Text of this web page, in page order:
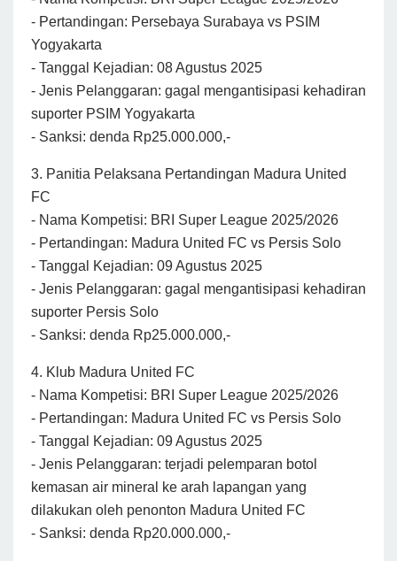
- Pertandingan: Persebaya Surabaya vs PSIM
Yogyakarta
- Tanggal Kejadian: 08 Agustus 2025
- Jenis Pelanggaran: gagal mengantisipasi kehadiran
suporter PSIM Yogyakarta
- Sanksi: denda Rp25.000.000,-
3. Panitia Pelaksana Pertandingan Madura United
FC
- Nama Kompetisi: BRI Super League 2025/2026
- Pertandingan: Madura United FC vs Persis Solo
- Tanggal Kejadian: 09 Agustus 2025
- Jenis Pelanggaran: gagal mengantisipasi kehadiran
suporter Persis Solo
- Sanksi: denda Rp25.000.000,-
4. Klub Madura United FC
- Nama Kompetisi: BRI Super League 2025/2026
- Pertandingan: Madura United FC vs Persis Solo
- Tanggal Kejadian: 09 Agustus 2025
- Jenis Pelanggaran: terjadi pelemparan botol
kemasan air mineral ke arah lapangan yang
dilakukan oleh penonton Madura United FC
- Sanksi: denda Rp20.000.000,-